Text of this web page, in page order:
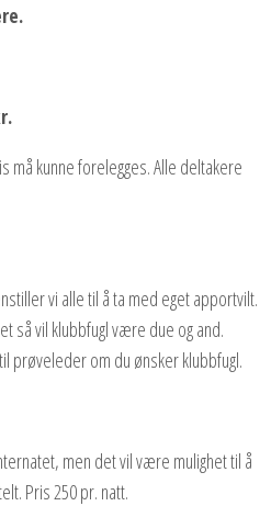
må kunne forelegges. Alle deltakere
vi alle til å ta med eget apportvilt.
så vil klubbfugl være due og and.
prøveleder om du ønsker klubbfugl.
men det vil være mulighet til å
Pris 250 pr. natt.